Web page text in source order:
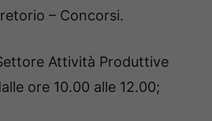
– Concorsi.
Attività Produttive
ore 10.00 alle 12.00;